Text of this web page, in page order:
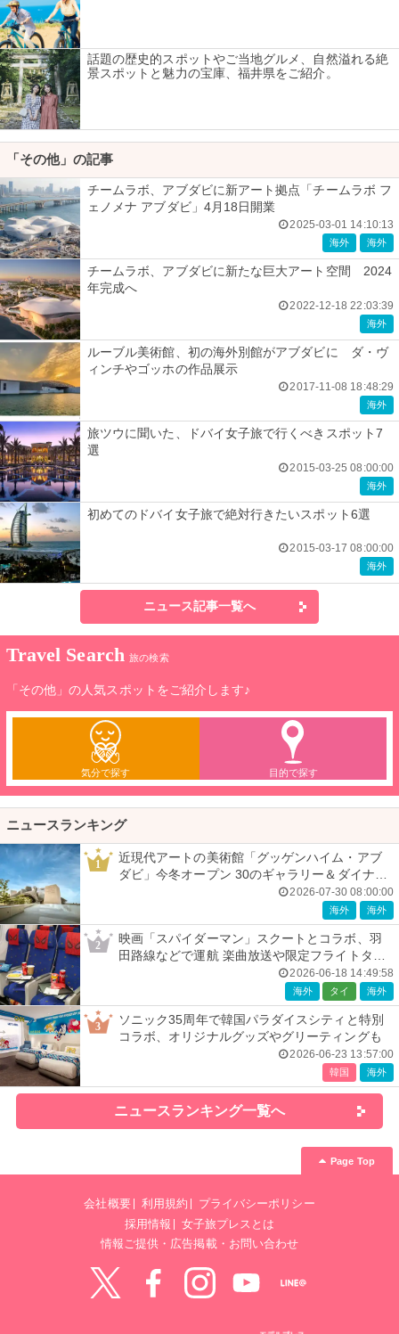
話題の歴史的スポットやご当地グルメ、自然溢れる絶
景スポットと魅力の宝庫、福井県をご紹介。
「その他」の記事
チームラボ、アブダビに新アート拠点「チームラボ フ
ェノメナ アブダビ」4月18日開業
2025-03-01 14:10:13
海外 海外
チームラボ、アブダビに新たな巨大アート空間 2024
年完成へ
2022-12-18 22:03:39
海外
ルーブル美術館、初の海外別館がアブダビに ダ・ヴ
ィンチやゴッホの作品展示
2017-11-08 18:48:29
海外
旅ツウに聞いた、ドバイ女子旅で行くべきスポット7
選
2015-03-25 08:00:00
海外
初めてのドバイ女子旅で絶対行きたいスポット6選
2015-03-17 08:00:00
海外
ニュース記事一覧へ
Travel Search 旅の検索
「その他」の人気スポットをご紹介します♪
気分で探す 目的で探す
ニュースランキング
1
近現代アートの美術館「グッゲンハイム・アブ
ダビ」今冬オープン 30のギャラリー＆ダイナミ
2026-07-30 08:00:00
海外 海外
2
映画「スパイダーマン」スクートとコラボ、羽
田路線などで運航 楽曲放送や限定フライトタグ
2026-06-18 14:49:58
海外 タイ 海外
3
ソニック35周年で韓国パラダイスシティと特別
コラボ、オリジナルグッズやグリーティングも
2026-06-23 13:57:00
韓国 海外
ニュースランキング一覧へ
Page Top
会社概要 利用規約
プライバシーポリシー
採用情報
女子旅プレスとは
情報ご提供・広告掲載・お問い合わせ